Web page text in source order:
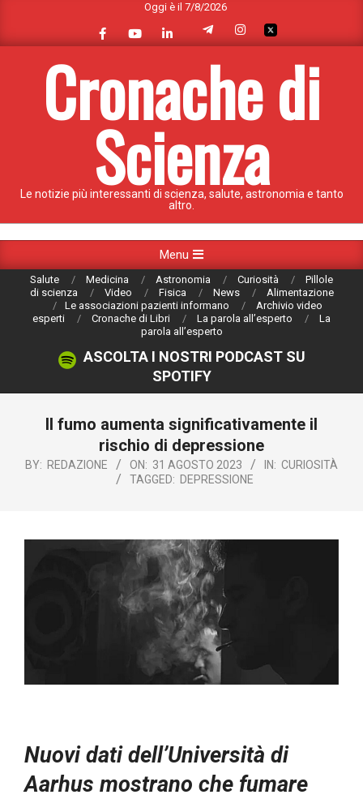
content
Oggi è il 7/8/2026
Cronache di
Scienza
Le notizie più interessanti di scienza, salute, astronomia e tanto
altro.
Navigation
Menu
Salute Medicina Astronomia Curiosità
Pillole
di scienza
Video Fisica News
Alimentazione
Le associazioni pazienti informano
Archivio video
esperti
Cronache di Libri La parola all’esperto
La
parola all’esperto
ASCOLTA I NOSTRI PODCAST SU
SPOTIFY
Il fumo aumenta significativamente il
rischio di depressione
BY: REDAZIONE ON: 31 AGOSTO 2023 IN: CURIOSITÀ
TAGGED: DEPRESSIONE
Nuovi dati dell’Università di
Aarhus mostrano che fumare